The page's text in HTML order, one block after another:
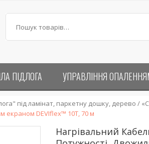
ПІДЛОГА УПРАВЛІННЯ
під ламінат, паркетну дошку, дерево /
екраном DEVIflex™ 10T, 70 м
Нагрівальний